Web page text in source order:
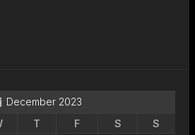
December 2023
T F S
S